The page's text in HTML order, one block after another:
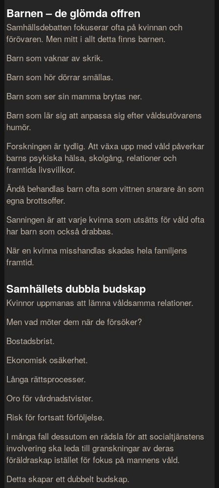
Barnen – de glömda offren
Samhällsdebatten fokuserar ofta på kvinnan och
förövaren. Men mitt i allt detta finns barnen.
Barn som vaknar av skrik.
Barn som hör dörrar smällas.
Barn som ser sin mamma brytas ner.
Barn som lär sig att anpassa sig efter våldsutövarens
humör.
Forskningen är tydlig. Att växa upp med våld påverkar
barns psykiska hälsa, skolgång, relationer och
framtida livsvillkor.
Ändå behandlas barn ofta som vittnen snarare än som
egna brottsoffer.
Sanningen är att varje kvinna som utsätts för våld ofta
har barn som också drabbas.
När en kvinna misshandlas skadas hela familjens
framtid.
Samhällets dubbla budskap
Kvinnor uppmanas att lämna våldsamma relationer.
Men vad möter dem när de försöker?
Bostadsbrist.
Ekonomisk osäkerhet.
Långa rättsprocesser.
Oro för vårdnadstvister.
Risk för fortsatt förföljelse.
I många fall dessutom en rädsla för att socialtjänstens
involvering ska leda till granskningar av deras
föräldraskap istället för fokus på mannens våld.
Detta skapar ett dubbelt budskap.